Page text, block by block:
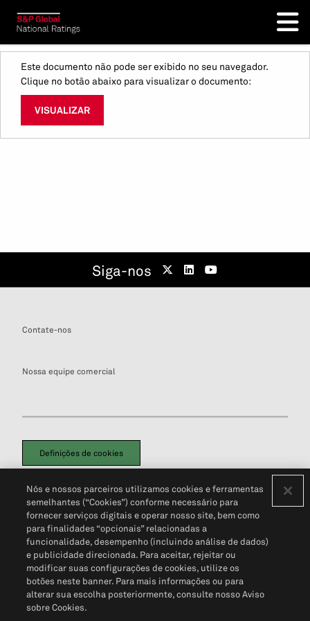
Este documento não pode ser exibido no seu navegador.
Clique no botão abaixo para visualizar o documento:
VISUALIZAR
Siga-nos
Contate-nos
Nossa equipe comercial
Definições de cookies
Política de PrivacidadePortal de privacidade do cliente (em inglês)
Não Venda Minhas Informações Pessoais© 2026 S&P Global
Nós e nossos parceiros utilizamos cookies e ferramentas
semelhantes (“Cookies”) conforme necessário para
fornecer serviços digitais e operar nosso site, bem como
para finalidades “opcionais” relacionadas a
funcionalidade, desempenho (incluindo análise de dados)
e publicidade direcionada. Para aceitar, rejeitar ou
modificar suas configurações de cookies, utilize os
botões neste banner. Para mais informações ou para
alterar sua escolha posteriormente, consulte nosso Aviso
sobre Cookies.